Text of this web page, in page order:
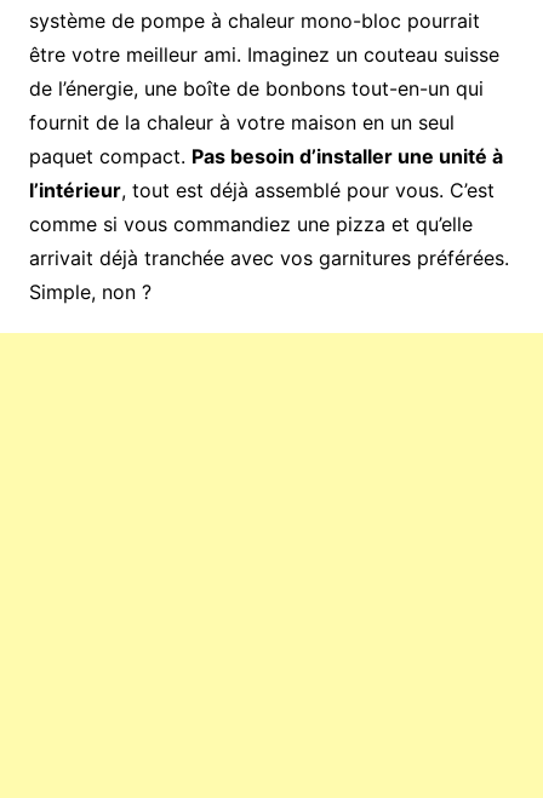
système de pompe à chaleur mono-bloc pourrait
être votre meilleur ami. Imaginez un couteau suisse
de l’énergie, une boîte de bonbons tout-en-un qui
fournit de la chaleur à votre maison en un seul
paquet compact. Pas besoin d’installer une unité à
l’intérieur, tout est déjà assemblé pour vous. C’est
comme si vous commandiez une pizza et qu’elle
arrivait déjà tranchée avec vos garnitures préférées.
Simple, non ?